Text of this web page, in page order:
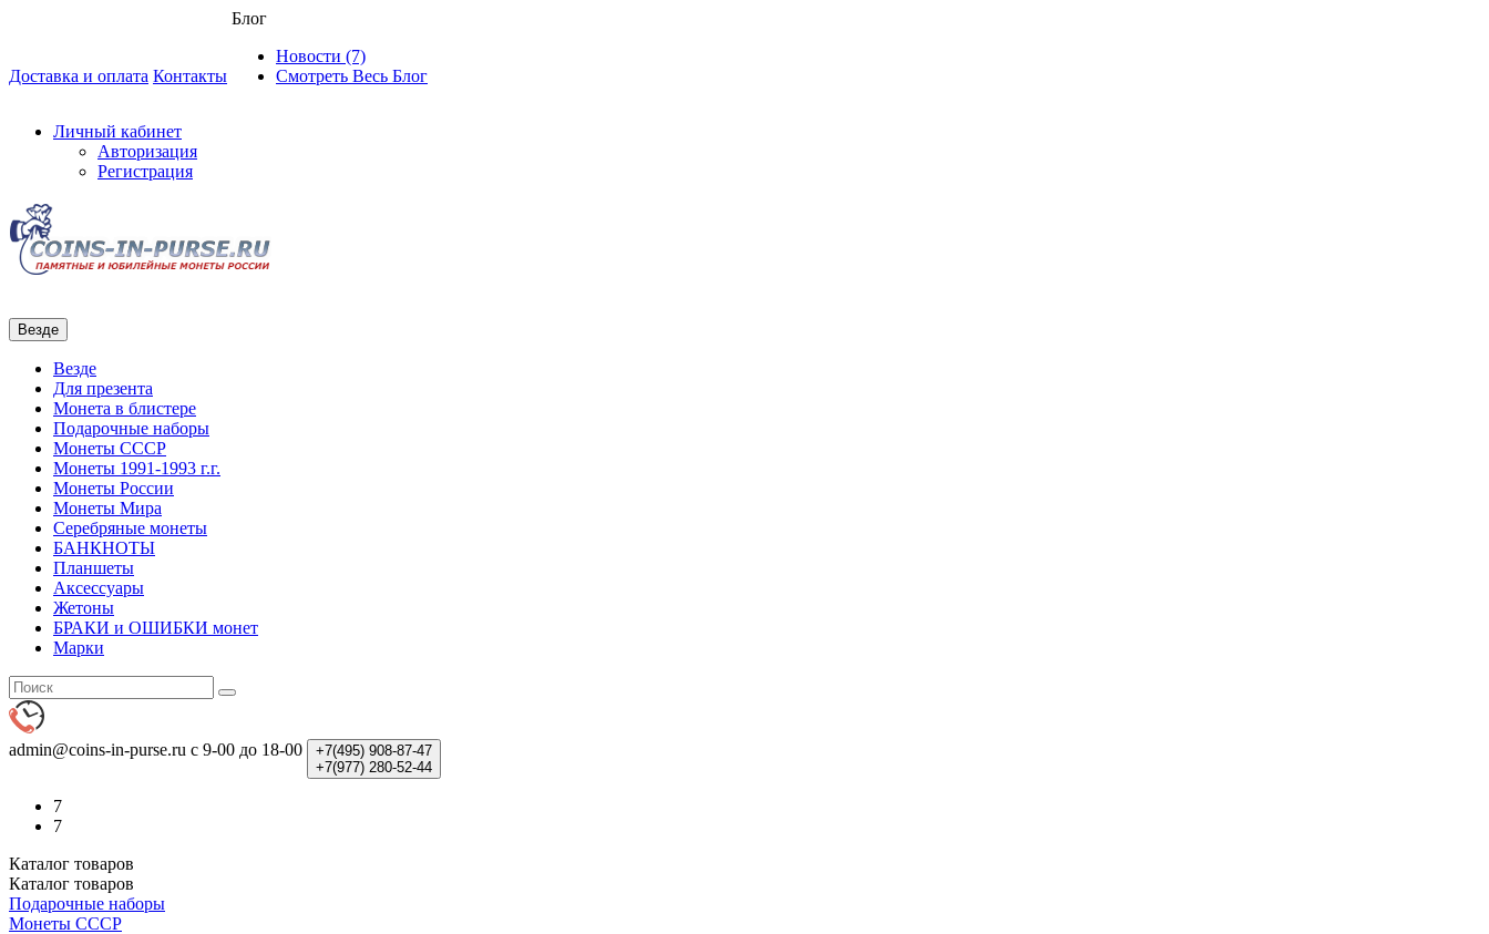
Доставка и оплата Контакты
Блог
Новости (7)
Смотреть Весь Блог
Личный кабинет
Авторизация
Регистрация
Везде
Везде
Для презента
Монета в блистере
Подарочные наборы
Монеты СССР
Монеты 1991-1993 г.г.
Монеты России
Монеты Мира
Серебряные монеты
БАНКНОТЫ
Планшеты
Аксессуары
Жетоны
БРАКИ и ОШИБКИ монет
Марки
admin@coins-in-purse.ru с 9-00 до 18-00 +7(495) 908-87-47
+7(977) 280-52-44
7
7
Каталог товаров
Каталог товаров
Подарочные наборы
Монеты СССР